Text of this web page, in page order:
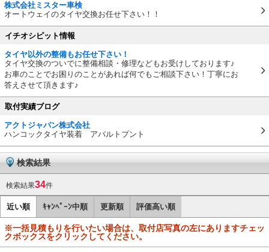
株式会社ミスター車検
オートウェイのタイヤ交換お任せ下さい！！
イチオシピット情報
タイヤ以外の整備もお任せ下さい！
タイヤ交換のついでに整備相談・修理などもお受けしております♪
お車のことでお困りのことがあれば何でもご相談下さい！丁寧にお
答えさせて頂きます♪
取付実績ブログ
アクトジャパン株式会社
ハンコックタイヤ装着 アバルトプント
検索結果
検索結果34件
近い順 ｷｬﾝﾍﾟｰﾝ中順 更新順 評価高い順
※一括見積もりを行いたい場合は、取付店写真の左にありますチェッ
クボックスをクリックしてください。